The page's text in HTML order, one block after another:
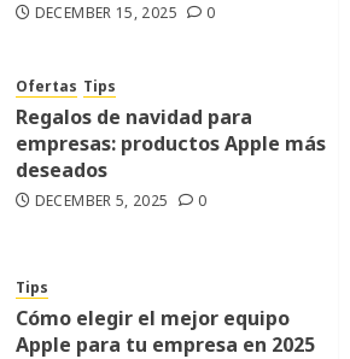
DECEMBER 15, 2025 0
Ofertas Tips
Regalos de navidad para
empresas: productos Apple más
deseados
DECEMBER 5, 2025 0
Tips
Cómo elegir el mejor equipo
Apple para tu empresa en 2025